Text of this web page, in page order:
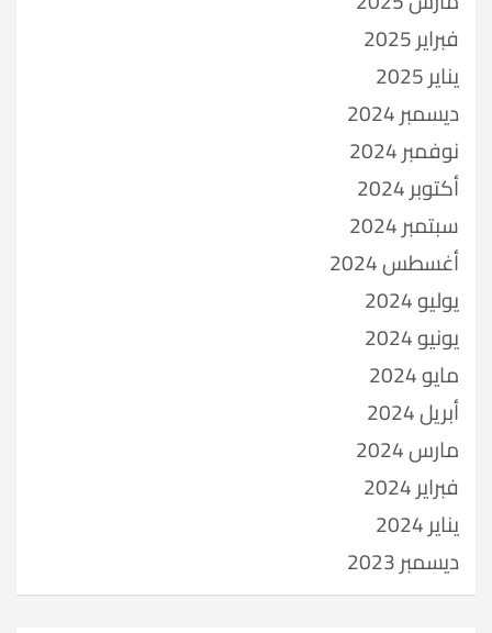
فبراير 2025
يناير 2025
ديسمبر 2024
نوفمبر 2024
أكتوبر 2024
سبتمبر 2024
أغسطس 2024
يوليو 2024
يونيو 2024
مايو 2024
أبريل 2024
مارس 2024
فبراير 2024
يناير 2024
ديسمبر 2023